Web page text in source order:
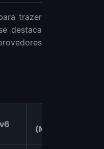
trazer
destaca
(Mensal)